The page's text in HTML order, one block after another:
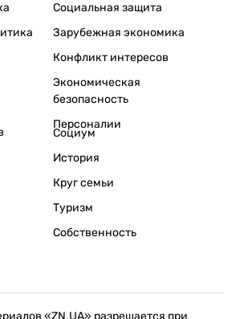
Социальная защита
Зарубежная экономика
Конфликт интересов
Экономическая
безопасность
Персоналии
Социум
История
Круг семьи
Туризм
Собственность